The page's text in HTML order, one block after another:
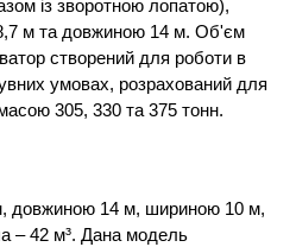
із зворотною лопатою),
м та довжиною 14 м. Об'єм
створений для роботи в
умовах, розрахований для
305, 330 та 375 тонн.
довжиною 14 м, шириною 10 м,
– 42 м³. Дана модель